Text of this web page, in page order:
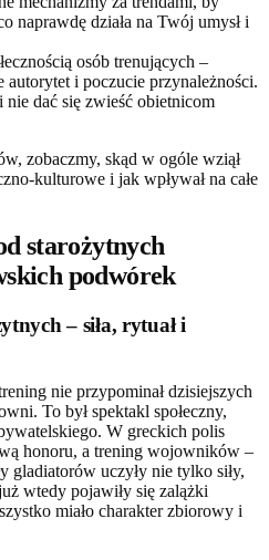
naprawdę działa na Twój umysł i
osób trenujących –
autorytet i poczucie przynależności.
dać się zwieść obietnicom
zobaczmy, skąd w ogóle wziął
kulturowe i jak wpływał na całe
starożytnych
podwórek
– siła, rytuał i
nie przypominał dzisiejszych
To był spektakl społeczny,
W greckich polis
honoru, a trening wojowników –
gladiatorów uczyły nie tylko siły,
wtedy pojawiły się zalążki
miało charakter zbiorowy i